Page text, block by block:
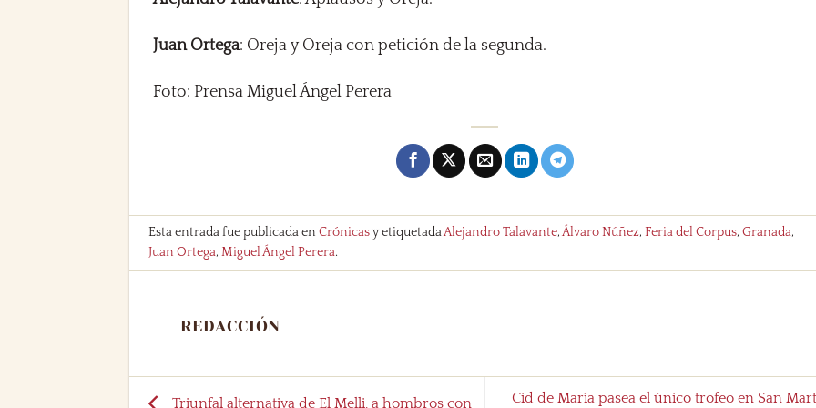
Juan Ortega: Oreja y Oreja con petición de la segunda.
Foto: Prensa Miguel Ángel Perera
Esta entrada fue publicada enCrónicasy etiquetadaAlejandro Talavante,Álvaro Núñez,Feria del Corpus,Granada,
Juan Ortega,Miguel Ángel Perera.
REDACCIÓN
Triunfal alternativa de El Melli, a hombros con Cid de María pasea el único trofeo en San